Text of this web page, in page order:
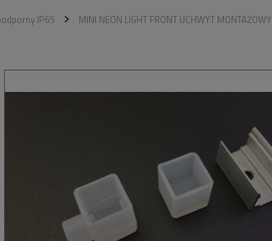
IP65 MINI NEON LIGHT FRONT UCHWYT MONTAŻOWY